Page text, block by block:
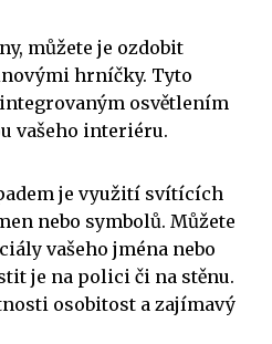
můžete je ozdobit
hrníčky. Tyto
osvětlením
vašeho interiéru.
je využití svítících
nebo symbolů. Můžete
vašeho jména nebo
je na polici či na stěnu.
osobitost a zajímavý